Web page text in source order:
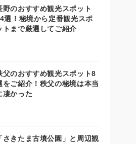
野のおすすめ観光スポット
選！秘境から定番観光スポ
トまで厳選してご紹介
父のおすすめ観光スポット8
をご紹介！秩父の秘境は本当
凄かった
「さきたま古墳公園」と周辺観